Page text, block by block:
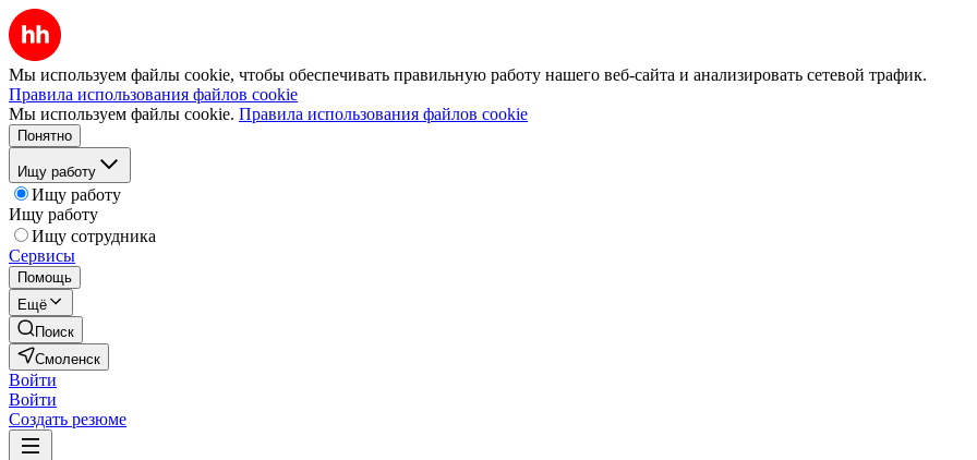
Мы используем файлы cookie, чтобы обеспечивать правильную работу нашего веб-сайта и анализировать сетевой трафик.
Правила использования файлов cookie
Мы используем файлы cookie. Правила использования файлов cookie
Понятно
Ищу работу
Ищу работу
Ищу работу
Ищу сотрудника
Сервисы
Помощь
Ещё
Поиск
Смоленск
Войти
Войти
Создать резюме